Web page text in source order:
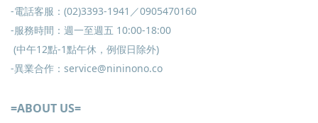
-電話客服：(02)3393-1941／0905470160
-服務時間：週一至週五 10:00-18:00
(中午12點-1點午休，例假日除外)
-異業合作：service@nininono.co
=ABOUT US=